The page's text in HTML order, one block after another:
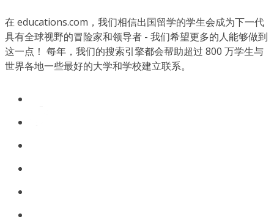
在 educations.com，我们相信出国留学的学生会成为下一代
具有全球视野的冒险家和领导者 - 我们希望更多的人能够做到
这一点！ 每年，我们的搜索引擎都会帮助超过 800 万学生与
世界各地一些最好的大学和学校建立联系。